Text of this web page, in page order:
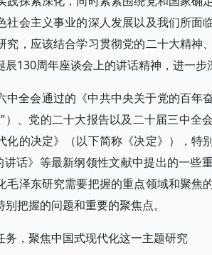
社会主义事业的深人发展以及我们所面
究，应该结合学习贯彻党的二十大精神
130周年座谈会上的讲话精神，进一步
全会通过的《中共中央关于党的百年
”）、党的二十大报告以及二十届三中全
化的决定》（以下简称《决定》），特
话》等最新纲领性文献中提出的一些
毛泽东研究需要把握的重点领域和聚焦
把握的问题和重要的聚焦点。
务，聚焦中国式现代化这一主题研究